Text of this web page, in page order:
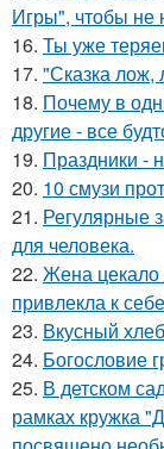
Игры", чтобы не
16. Ты уже
17. "Сказка лож,
18. Почему в
другие - все
19. Праздники -
20. 10 смузи
21. Регулярные
для человека.
22. Жена цекало
привлекла к
23. Вкусный
24. Богословие
25. В детском
рамках кружка